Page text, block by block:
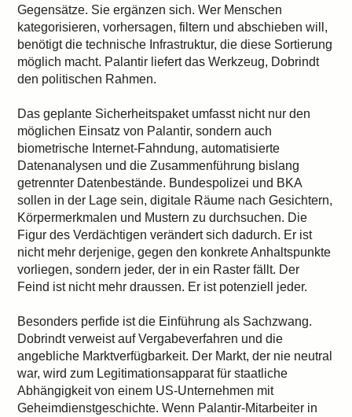
Gegensätze. Sie ergänzen sich. Wer Menschen
kategorisieren, vorhersagen, filtern und abschieben will,
benötigt die technische Infrastruktur, die diese Sortierung
möglich macht. Palantir liefert das Werkzeug, Dobrindt
den politischen Rahmen.
Das geplante Sicherheitspaket umfasst nicht nur den
möglichen Einsatz von Palantir, sondern auch
biometrische Internet-Fahndung, automatisierte
Datenanalysen und die Zusammenführung bislang
getrennter Datenbestände. Bundespolizei und BKA
sollen in der Lage sein, digitale Räume nach Gesichtern,
Körpermerkmalen und Mustern zu durchsuchen. Die
Figur des Verdächtigen verändert sich dadurch. Er ist
nicht mehr derjenige, gegen den konkrete Anhaltspunkte
vorliegen, sondern jeder, der in ein Raster fällt. Der
Feind ist nicht mehr draussen. Er ist potenziell jeder.
Besonders perfide ist die Einführung als Sachzwang.
Dobrindt verweist auf Vergabeverfahren und die
angebliche Marktverfügbarkeit. Der Markt, der nie neutral
war, wird zum Legitimationsapparat für staatliche
Abhängigkeit von einem US-Unternehmen mit
Geheimdienstgeschichte. Wenn Palantir-Mitarbeiter in